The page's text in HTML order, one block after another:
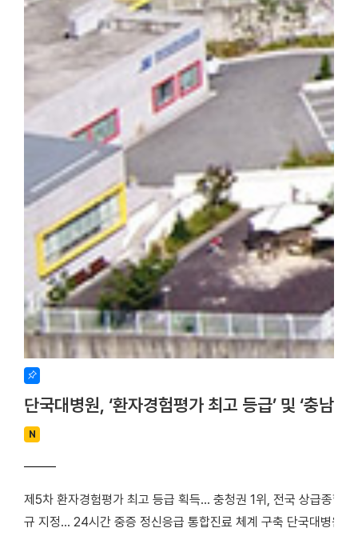
단국대병원, ‘환자경험평가 최고 등급’ 및 ‘충남
N
제5차 환자경험평가 최고 등급 획득… 충청권 1위, 전국 상급종합
규 지정… 24시간 중증 정신응급 통합진료 체계 구축 단국대병원(